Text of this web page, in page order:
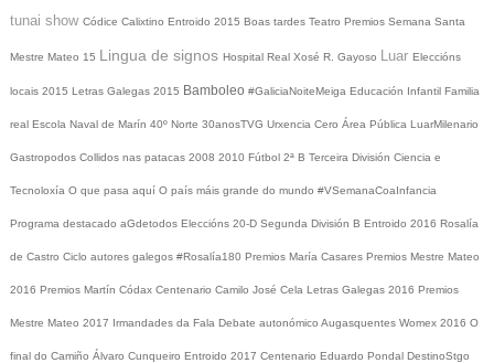
tunai show Códice Calixtino Entroido 2015 Boas tardes Teatro Premios Semana Santa
Mestre Mateo 15 Lingua de signos Hospital Real Xosé R. Gayoso Luar Eleccións
locais 2015 Letras Galegas 2015 Bamboleo #GaliciaNoiteMeiga Educación Infantil Familia
real Escola Naval de Marín 40º Norte 30anosTVG Urxencia Cero Área Pública LuarMilenario
Gastropodos Collidos nas patacas 2008 2010 Fútbol 2ª B Terceira División Ciencia e
Tecnoloxía O que pasa aquí O país máis grande do mundo #VSemanaCoaInfancia
Programa destacado aGdetodos Eleccións 20-D Segunda División B Entroido 2016 Rosalía
de Castro Ciclo autores galegos #Rosalía180 Premios María Casares Premios Mestre Mateo
2016 Premios Martín Códax Centenario Camilo José Cela Letras Galegas 2016 Premios
Mestre Mateo 2017 Irmandades da Fala Debate autonómico Augasquentes Womex 2016 O
final do Camiño Álvaro Cunqueiro Entroido 2017 Centenario Eduardo Pondal DestinoStgo